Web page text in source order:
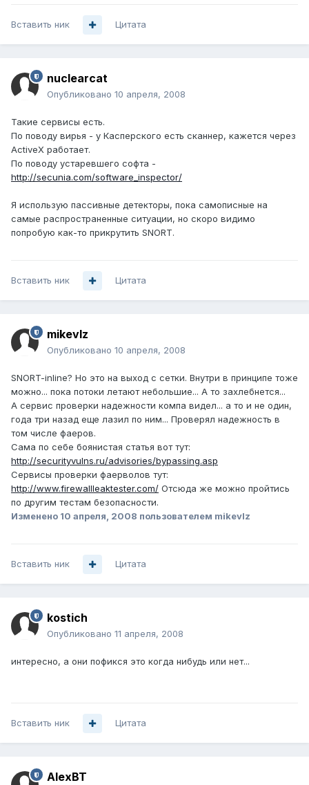
Вставить ник Цитата
nuclearcat
Опубликовано 10 апреля, 2008
Такие сервисы есть.
По поводу вирья - у Касперского есть сканнер, кажется через
ActiveX работает.
По поводу устаревшего софта -
http://secunia.com/software_inspector/
Я использую пассивные детекторы, пока самописные на
самые распространенные ситуации, но скоро видимо
попробую как-то прикрутить SNORT.
Вставить ник Цитата
mikevlz
Опубликовано 10 апреля, 2008
SNORT-inline? Но это на выход с сетки. Внутри в принципе тоже
можно... пока потоки летают небольшие... А то захлебнется...
А сервис проверки надежности компа видел... а то и не один,
года три назад еще лазил по ним... Проверял надежность в
том числе фаеров.
Сама по себе боянистая статья вот тут:
http://securityvulns.ru/advisories/bypassing.asp
Сервисы проверки фаерволов тут:
http://www.firewallleaktester.com/ Отсюда же можно пройтись
по другим тестам безопасности.
Изменено 10 апреля, 2008 пользователем mikevlz
Вставить ник Цитата
kostich
Опубликовано 11 апреля, 2008
интересно, а они пофикся это когда нибудь или нет...
Вставить ник Цитата
AlexBT